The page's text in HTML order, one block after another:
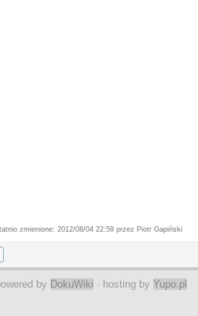
zmienione: 2012/08/04 22:59 przez Piotr Gapiński
by DokuWiki · hosting by Yupo.pl